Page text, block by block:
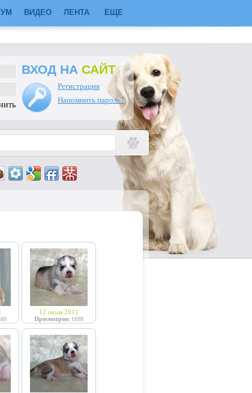
ВИДЕО ЛЕНТА ЕЩЕ
ВХОД НА САЙТ
Регистрация
Напомнить пароль?
12 июля 2011
Просмотров: 1698